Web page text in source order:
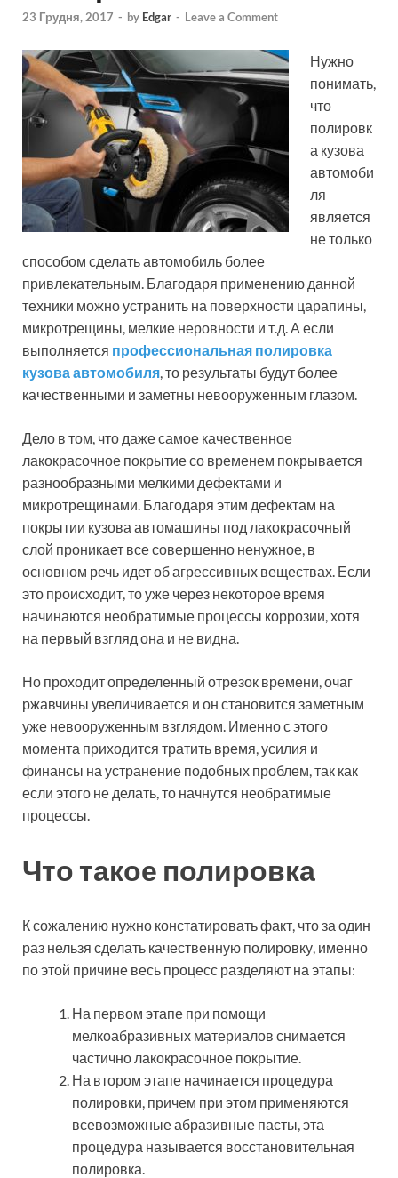
23 Грудня, 2017 - by Edgar - Leave a Comment
Нужно
понимать,
что
полировк
а кузова
автомоби
ля
является
не только
способом сделать автомобиль более
привлекательным. Благодаря применению данной
техники можно устранить на поверхности царапины,
микротрещины, мелкие неровности и т.д. А если
выполняется профессиональная полировка
кузова автомобиля, то результаты будут более
качественными и заметны невооруженным глазом.
Дело в том, что даже самое качественное
лакокрасочное покрытие со временем покрывается
разнообразными мелкими дефектами и
микротрещинами. Благодаря этим дефектам на
покрытии кузова автомашины под лакокрасочный
слой проникает все совершенно ненужное, в
основном речь идет об агрессивных веществах. Если
это происходит, то уже через некоторое время
начинаются необратимые процессы коррозии, хотя
на первый взгляд она и не видна.
Но проходит определенный отрезок времени, очаг
ржавчины увеличивается и он становится заметным
уже невооруженным взглядом. Именно с этого
момента приходится тратить время, усилия и
финансы на устранение подобных проблем, так как
если этого не делать, то начнутся необратимые
процессы.
Что такое полировка
К сожалению нужно констатировать факт, что за один
раз нельзя сделать качественную полировку, именно
по этой причине весь процесс разделяют на этапы:
На первом этапе при помощи
мелкоабразивных материалов снимается
частично лакокрасочное покрытие.
На втором этапе начинается процедура
полировки, причем при этом применяются
всевозможные абразивные пасты, эта
процедура называется восстановительная
полировка.